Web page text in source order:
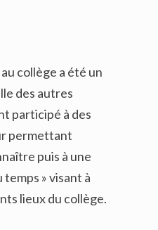
collège a été un
des autres
participé à des
permettant
puis à une
temps » visant à
lieux du collège.